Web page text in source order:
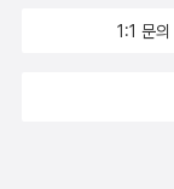
1:1 문의